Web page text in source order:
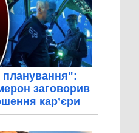
планування":
заговорив
кар’єри